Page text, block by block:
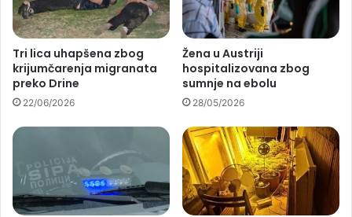
Tri lica uhapšena zbog
krijumčarenja migranata
preko Drine
22/06/2026
Žena u Austriji
hospitalizovana zbog
sumnje na ebolu
28/05/2026